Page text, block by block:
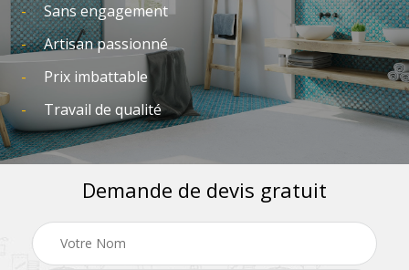
Sans engagement
Artisan passionné
Prix imbattable
Travail de qualité
Demande de devis gratuit